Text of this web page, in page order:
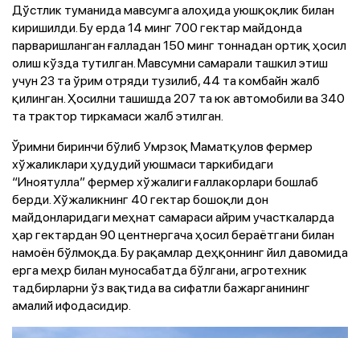
Дўстлик туманида мавсумга алоҳида уюшқоқлик билан
киришилди. Бу ерда 14 минг 700 гектар майдонда
парваришланган ғалладан 150 минг тоннадан ортиқ ҳосил
олиш кўзда тутилган. Мавсумни самарали ташкил этиш
учун 23 та ўрим отряди тузилиб, 44 та комбайн жалб
қилинган. Ҳосилни ташишда 207 та юк автомобили ва 340
та трактор тиркамаси жалб этилган.
Ўримни биринчи бўлиб Умрзоқ Маматқулов фермер
хўжаликлари ҳудудий уюшмаси таркибидаги
“Иноятулла” фермер хўжалиги ғаллакорлари бошлаб
берди. Хўжаликнинг 40 гектар бошоқли дон
майдонларидаги меҳнат самараси айрим участкаларда
ҳар гектардан 90 центнергача ҳосил бераётгани билан
намоён бўлмоқда. Бу рақамлар деҳқоннинг йил давомида
ерга меҳр билан муносабатда бўлгани, агротехник
тадбирларни ўз вақтида ва сифатли бажарганининг
амалий ифодасидир.